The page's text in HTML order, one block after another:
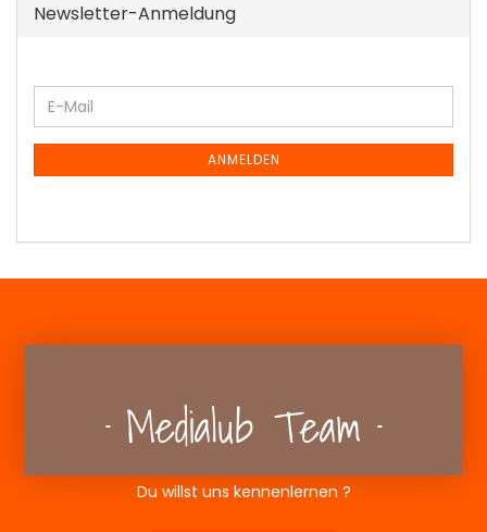
Newsletter-Anmeldung
WEITER
ZUR
NEWSLETTER-
E-
Mail
ANMELDEN
Medialub Team
Du willst uns kennenlernen ?